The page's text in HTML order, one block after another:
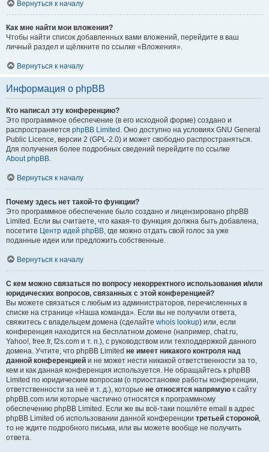
Вернуться к началу
Как мне найти мои вложения?
Чтобы найти список добавленных вами вложений, перейдите в ваш
личный раздел и щёлкните по ссылке «Вложения».
Вернуться к началу
Информация о phpBB
Кто написал эту конференцию?
Это программное обеспечение (в его исходной форме) создано и
распространяется phpBB Limited . Оно доступно на условиях GNU General
Public Licence, версии 2 (GPL-2.0) и может свободно распространяться.
Для получения более подробных сведений перейдите по ссылке
About phpBB.
Вернуться к началу
Почему здесь нет такой-то функции?
Это программное обеспечение было создано и лицензировано phpBB
Limited. Если вы считаете, что какая-то функция должна быть добавлена,
посетите Центр идей phpBB, где можно отдать свой голос за уже
поданные идеи или предложить собственные.
Вернуться к началу
С кем можно связаться по вопросу некорректного использования и/или
юридических вопросов, связанных с этой конференцией?
Вы можете связаться с любым из администраторов, перечисленных в
списке на странице «Наша команда». Если вы не получили ответа,
свяжитесь с владельцем домена (сделайте whois lookup) или, если
конференция находится на бесплатном домене (например, chat.ru,
Yahoo!, free.fr, f2s.com и т. п.), с руководством или техподдержкой данного
домена. Учтите, что phpBB Limited не имеет никакого контроля над
данной конференцией и не может нести никакой ответственности за то,
кем и как данная конференция используется. Не обращайтесь к phpBB
Limited по юридическим вопросам (о приостановке работы конференции,
ответственности за неё и т. д.), которые не относятся напрямую к сайту
phpBB.com или которые частично относятся к программному
обеспечению phpBB Limited. Если же вы всё-таки пошлёте email в адрес
phpBB Limited об использовании данной конференции третьей стороной,
то не ждите подробного письма, или вы можете вообще не получить
ответа.